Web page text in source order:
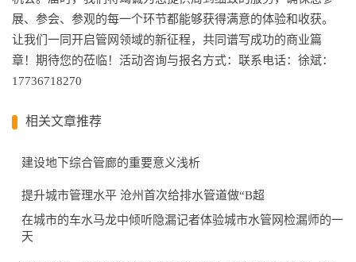
展、参会、参观的每一个环节都能够获得满意的体验和收获。
让我们一同开启管网领域的新征程，共同谱写成功的商业篇
章！期待您的莅临！活动咨询与报名方式：联系电话：徐斌：
17736718270
相关文章推荐
建设地下综合管廊的重要意义浅析
提升城市管理水平 沧州首次给排水管道做“B超
在城市的车水马龙中倾听隐漏记者体验城市水管网检漏师的一
天